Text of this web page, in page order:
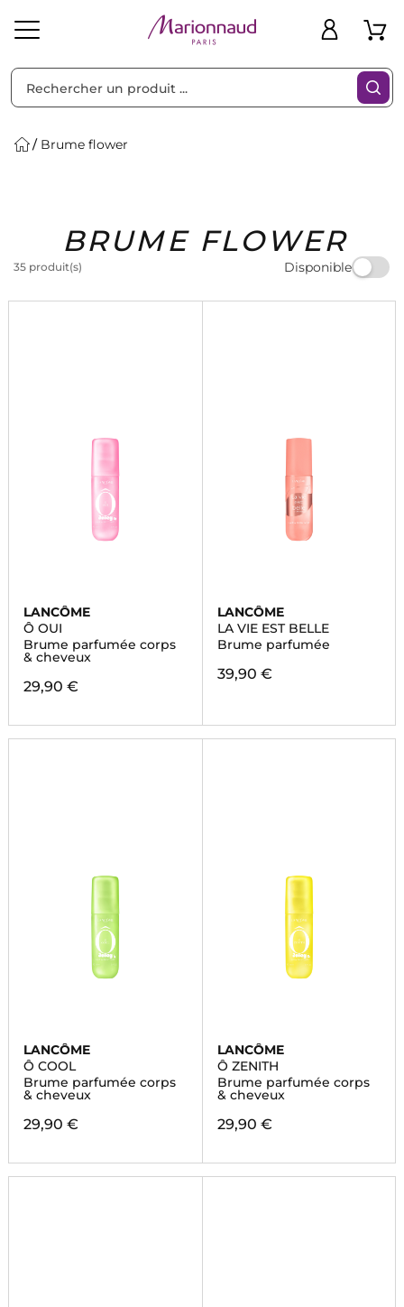
Solaire Homme Marques Idées
Cadeaux
Bons
Plans
Brume flower
BRUME FLOWER
35 produit(s) Disponible
Filtres
LANCÔME
Ô OUI
Brume parfumée corps
& cheveux
29,90 €
LANCÔME
LA VIE EST BELLE
Brume parfumée
39,90 €
LANCÔME
Ô COOL
Brume parfumée corps
& cheveux
29,90 €
LANCÔME
Ô ZENITH
Brume parfumée corps
& cheveux
29,90 €